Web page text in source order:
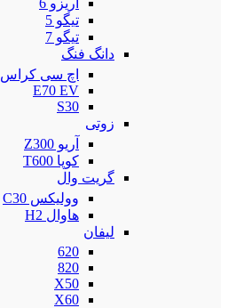
آریزو 6
تیگو 5
تیگو 7
دانگ فنگ
اچ سی کراس
E70 EV
S30
زوتی
آریو Z300
کوپا T600
گریت وال
وولیکس C30
هاوال H2
لیفان
620
820
X50
X60